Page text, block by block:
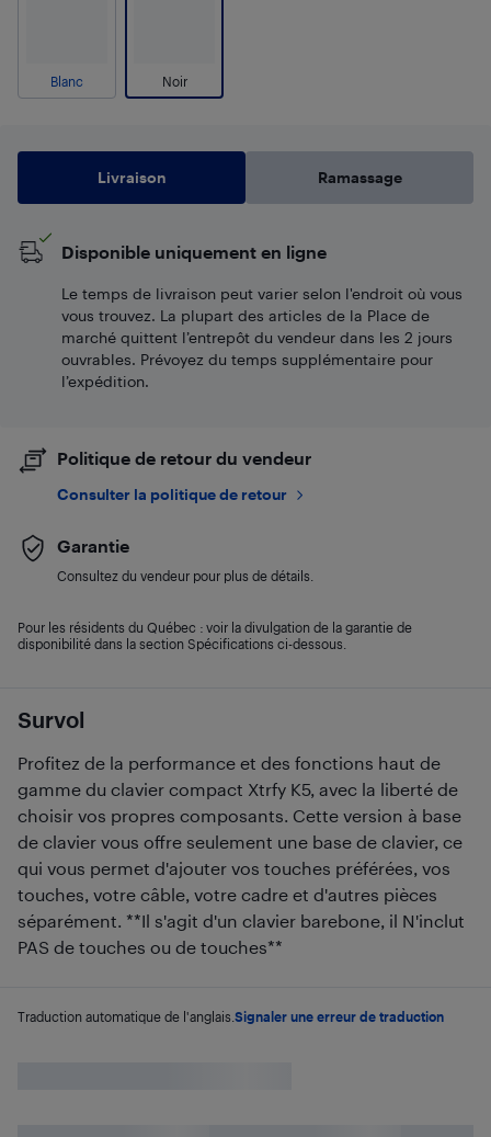
Survol
Profitez de la performance et des fonctions haut de
gamme du clavier compact Xtrfy K5, avec la liberté de
choisir vos propres composants. Cette version à base
de clavier vous offre seulement une base de clavier, ce
qui vous permet d'ajouter vos touches préférées, vos
touches, votre câble, votre cadre et d'autres pièces
séparément. **Il s'agit d'un clavier barebone, il N'inclut
PAS de touches ou de touches**
Traduction automatique de l'anglais. Signaler une erreur de traduction
Blanc Noir
Livraison Ramassage
Disponible uniquement en ligne
Le temps de livraison peut varier selon l'endroit où vous
vous trouvez. La plupart des articles de la Place de
marché quittent l’entrepôt du vendeur dans les 2 jours
ouvrables. Prévoyez du temps supplémentaire pour
l’expédition.
Politique de retour du vendeur
Consulter la politique de retour
Garantie
Consultez du vendeur pour plus de détails.
Pour les résidents du Québec : voir la divulgation de la garantie de
disponibilité dans la section Spécifications ci-dessous.